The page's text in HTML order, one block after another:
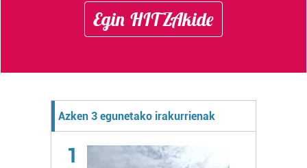
Egin HITZAkide
Azken 3 egunetako irakurrienak
1